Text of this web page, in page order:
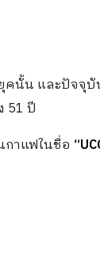
คนั้น และปัจจุบั
51 ปี
กาแฟในชื่อ